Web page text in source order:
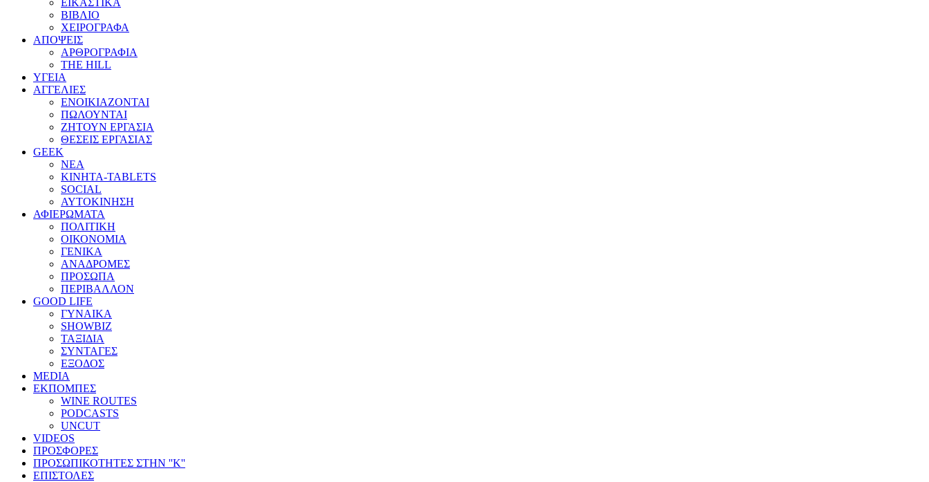
ΕΙΚΑΣΤΙΚΑ
ΒΙΒΛΙΟ
ΧΕΙΡΟΓΡΑΦΑ
ΑΠΟΨΕΙΣ
ΑΡΘΡΟΓΡΑΦΙΑ
THE HILL
ΥΓΕΙΑ
ΑΓΓΕΛΙΕΣ
ΕΝΟΙΚΙΑΖΟΝΤΑΙ
ΠΩΛΟΥΝΤΑΙ
ΖΗΤΟΥΝ ΕΡΓΑΣΙΑ
ΘΕΣΕΙΣ ΕΡΓΑΣΙΑΣ
GEEK
ΝΕΑ
ΚΙΝΗΤΑ-TABLETS
SOCIAL
ΑΥΤΟΚΙΝΗΣΗ
ΑΦΙΕΡΩΜΑΤΑ
ΠΟΛΙΤΙΚΗ
ΟΙΚΟΝΟΜΙΑ
ΓΕΝΙΚΑ
ΑΝΑΔΡΟΜΕΣ
ΠΡΟΣΩΠΑ
ΠΕΡΙΒΑΛΛΟΝ
GOOD LIFE
ΓΥΝΑΙΚΑ
SHOWBIZ
ΤΑΞΙΔΙΑ
ΣΥΝΤΑΓΕΣ
ΕΞΟΔΟΣ
MEDIA
ΕΚΠΟΜΠΕΣ
WINE ROUTES
PODCASTS
UNCUT
VIDEOS
ΠΡΟΣΦΟΡΕΣ
ΠΡΟΣΩΠΙΚΟΤΗΤΕΣ ΣΤΗΝ ''Κ''
ΕΠΙΣΤΟΛΕΣ